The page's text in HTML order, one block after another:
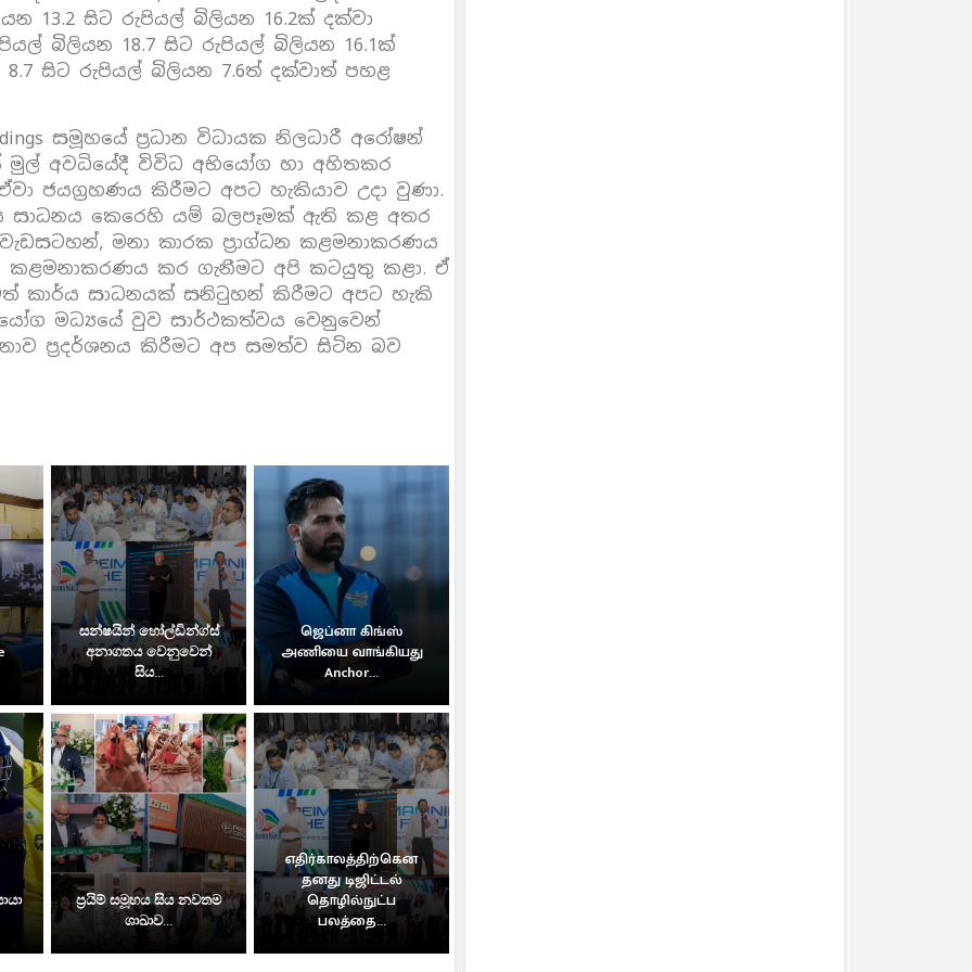
13.2 සිට රුපියල් බිලියන 16.2ක් දක්වා
බිලියන 18.7 සිට රුපියල් බිලියන 16.1ක්
සිට රුපියල් බිලියන 7.6ත් දක්වාත් පහළ
සමූහයේ ප්‍රධාන විධායක නිලධාරී අරෝෂන්
මුල් අවධියේදී විවිධ අභියෝග හා අහිතකර
ජයග්‍රහණය කිරීමට අපට හැකියාව උදා වුණා.
කෙරෙහි යම් බලපෑමක් ඇති කළ අතර
මනා කාරක ප්‍රාග්ධන කළමනාකරණය
කළමනාකරණය කර ගැනීමට අපි කටයුතු කළා. ඒ
කාර්ය සාධනයක් සනිටුහන් කිරීමට අපට හැකි
මධ්‍යයේ වුව සාර්ථකත්වය වෙනුවෙන්
ප්‍රදර්ශනය කිරීමට අප සමත්ව සිටින බව
සන්ෂයින් හෝල්ඩින්ග්ස්
අනාගතය වෙනුවෙන්
සිය...
ஜெப்னா கிங்ஸ்
அணியை வாங்கியது
Anchor...
ප්‍රයිම් සමූහය සිය නවතම
ශාඛාව...
எதிர்காலத்திற்கென
தனது டிஜிட்டல்
தொழில்நுட்ப
பலத்தை...